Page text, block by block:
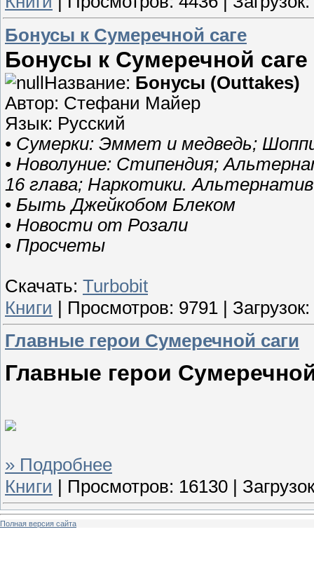
Бонусы к Сумеречной саге
Бонусы к Сумеречной саге
Название: Бонусы (Outtakes)
Автор: Стефани Майер
Язык: Русский
• Сумерки: Эммет и медведь;
• Новолуние: Стипендия;
16 глава; Наркотики.
• Быть Джейкобом Блеком
• Новости от Розали
• Просчеты
Скачать: Turbobit
Книги | Просмотров: 9791 | Загрузок:
Главные герои Сумеречной саги
Главные герои
» Подробнее
Книги | Просмотров: 16130 |
Полная версия сайта